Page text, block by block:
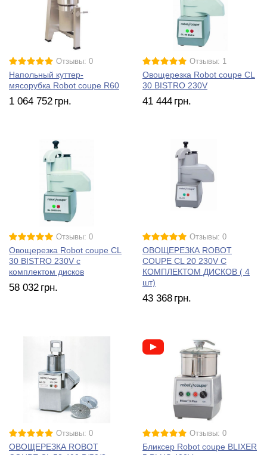
Отзывы: 0
Напольный куттер-
мясорубка Robot coupe R60
1 064 752 грн.
Отзывы: 1
Овощерезка Robot coupe CL
30 BISTRO 230V
41 444 грн.
Отзывы: 0
Овощерезка Robot coupe CL
30 BISTRO 230V с
комплектом дисков
58 032 грн.
Отзывы: 0
ОВОЩЕРЕЗКА ROBOT
COUPE CL 20 230V С
КОМПЛЕКТОМ ДИСКОВ ( 4
шт)
43 368 грн.
Отзывы: 0
ОВОЩЕРЕЗКА ROBOT
Отзывы: 0
Бликсер Robot coupe BLIXER